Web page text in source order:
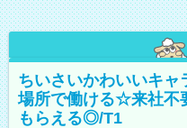
ちいさいかわいいキ
場所で働ける☆来社不
もらえる◎/T1